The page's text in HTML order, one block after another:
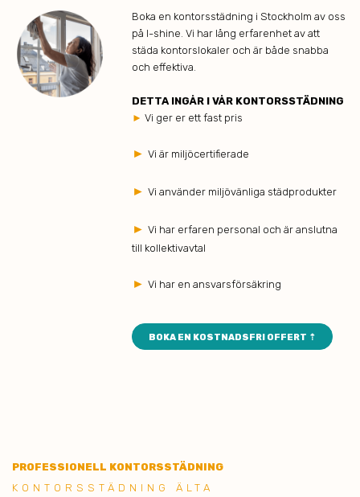
Boka en kontorsstädning i Stockholm av oss
på I-shine. Vi har lång erfarenhet av att
städa kontorslokaler och är både snabba
och effektiva.
DETTA INGÅR I VÅR KONTORSSTÄDNING
►Vi ger er ett fast pris
►Vi är miljöcertifierade
►Vi använder miljövänliga städprodukter
►Vi har erfaren personal och är anslutna
till kollektivavtal
►Vi har en ansvarsförsäkring
BOKA EN KOSTNADSFRI OFFERT ⇡
PROFESSIONELL KONTORSSTÄDNING
KONTORSSTÄDNING ÄLTA